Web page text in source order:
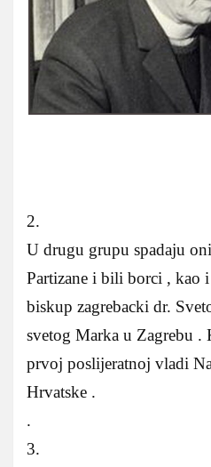
2.
U drugu grupu spadaju
Partizane i bili borci , kao
biskup zagrebacki dr.
svetog Marka u Zagrebu .
prvoj poslijeratnoj vladi
Hrvatske .
.
3.